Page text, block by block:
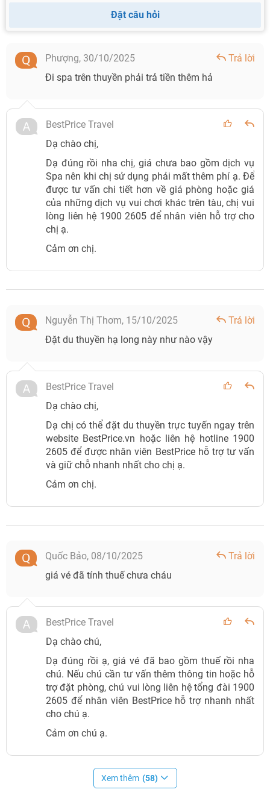
độc đáo.
Thưởng thức nhạc sống (trừ thứ hai) và hoặc tham gia
Du thuyền ăn tối Ambassador
được tận hưởng không gian tiệc tùng giữa vịnh Hạ Long với
các hoạt động như:
thuyền đi qua những điểm đến du lịch nổi tiếng như:
Cầu Bãi Cháy, Vòng quay mặt trời (Sun Wheel), Núi Bài
Thơ,…
Trải nghiệm bữa tối mang phong cách Á - Âu trên du
thuyền.
Tham gia bữa tiệc giải trí sôi động tại Sundeck tầng 4
với ban nhạc sống và Cabaret Show - show diện nổi
Show Cabaret trên du thuyền Ambassador (Ảnh: Sưu tầm)
Tiện ích và dịch vụ của du thuyền
Là một trong những du thuyền lớn nhất vịnh Hạ Long và
vịnh Lan Hạ, du thuyền Ambassador II có rất nhiều dịch vụ
và tiện ích mới chuẩn 5 sao như:
Đặt câu hỏi
Phượng, 30/10/2025
Trả lời
Đi spa trên thuyền phải trả tiền thêm hả
BestPrice Travel
Dạ chào chị,
Dạ đúng rồi nha chị, giá chưa bao gồm dịch vụ
Spa nên khi chị sử dụng phải mất thêm phí ạ. Để
được tư vấn chi tiết hơn về giá phòng hoặc giá
của những dịch vụ vui chơi khác trên tàu, chị vui
lòng liên hệ 1900 2605 để nhân viên hỗ trợ cho
chị ạ.
Cảm ơn chị.
Nguyễn Thị Thơm, 15/10/2025
Trả lời
Đặt du thuyền hạ long này như nào vậy
BestPrice Travel
Dạ chào chị,
Dạ chị có thể đặt du thuyền trực tuyến ngay trên
website BestPrice.vn hoặc liên hệ hotline 1900
2605 để được nhân viên BestPrice hỗ trợ tư vấn
và giữ chỗ nhanh nhất cho chị ạ.
Cảm ơn chị.
Quốc Bảo, 08/10/2025
Trả lời
giá vé đã tính thuế chưa cháu
BestPrice Travel
Dạ chào chú,
Dạ đúng rồi ạ, giá vé đã bao gồm thuế rồi nha
chú. Nếu chú cần tư vấn thêm thông tin hoặc hỗ
trợ đặt phòng, chú vui lòng liên hệ tổng đài 1900
2605 để nhân viên BestPrice hỗ trợ nhanh nhất
cho chú ạ.
Cảm ơn chú ạ.
Xem thêm (58)